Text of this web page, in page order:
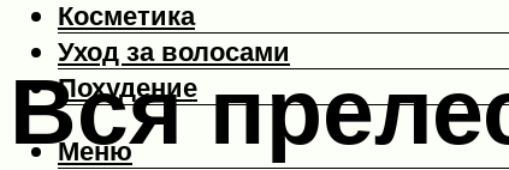
Косметика
Уход за волосами
Похудение
Меню
Вся